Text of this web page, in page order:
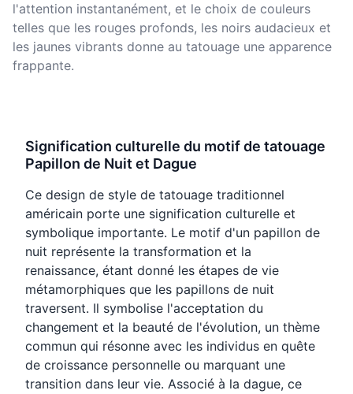
l'attention instantanément, et le choix de couleurs
telles que les rouges profonds, les noirs audacieux et
les jaunes vibrants donne au tatouage une apparence
frappante.
Signification culturelle du motif de tatouage
Papillon de Nuit et Dague
Ce design de style de tatouage traditionnel
américain porte une signification culturelle et
symbolique importante. Le motif d'un papillon de
nuit représente la transformation et la
renaissance, étant donné les étapes de vie
métamorphiques que les papillons de nuit
traversent. Il symbolise l'acceptation du
changement et la beauté de l'évolution, un thème
commun qui résonne avec les individus en quête
de croissance personnelle ou marquant une
transition dans leur vie. Associé à la dague, ce